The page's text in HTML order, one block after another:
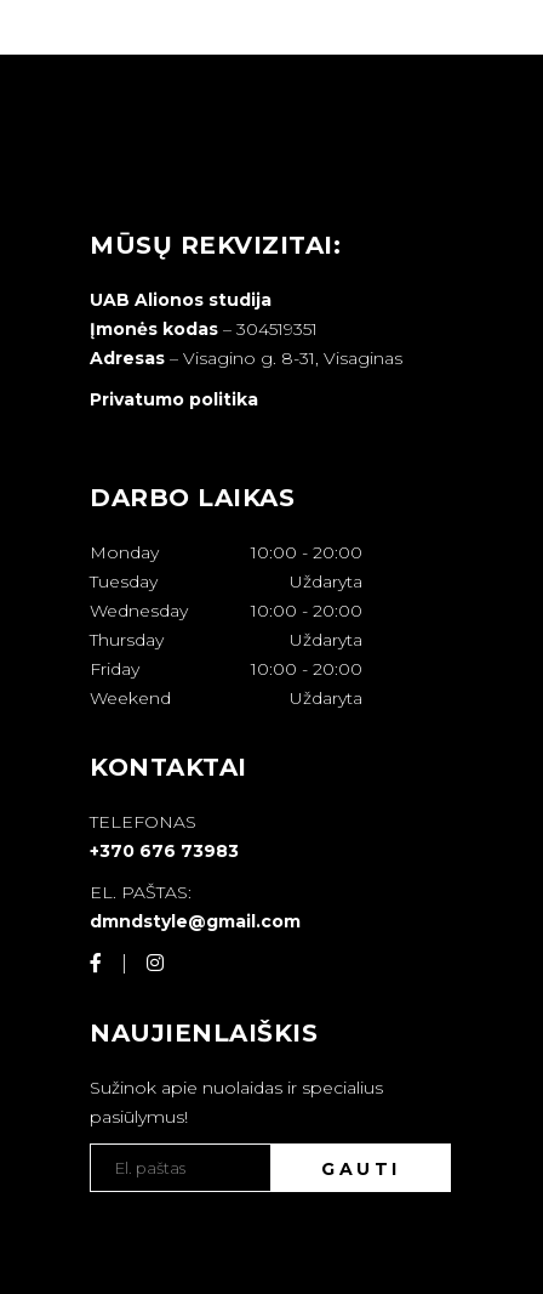
MŪSŲ REKVIZITAI:
UAB Alionos studija
Įmonės kodas – 304519351
Adresas – Visagino g. 8-31, Visaginas
Privatumo politika
DARBO LAIKAS
Monday 10:00 - 20:00
Tuesday
Uždaryta
Wednesday
10:00 - 20:00
Thursday
Uždaryta
Friday
10:00 - 20:00
Weekend
Uždaryta
KONTAKTAI
TELEFONAS
+370 676 73983
EL. PAŠTAS:
dmndstyle@gmail.com
NAUJIENLAIŠKIS
Sužinok apie nuolaidas ir specialius
pasiūlymus!